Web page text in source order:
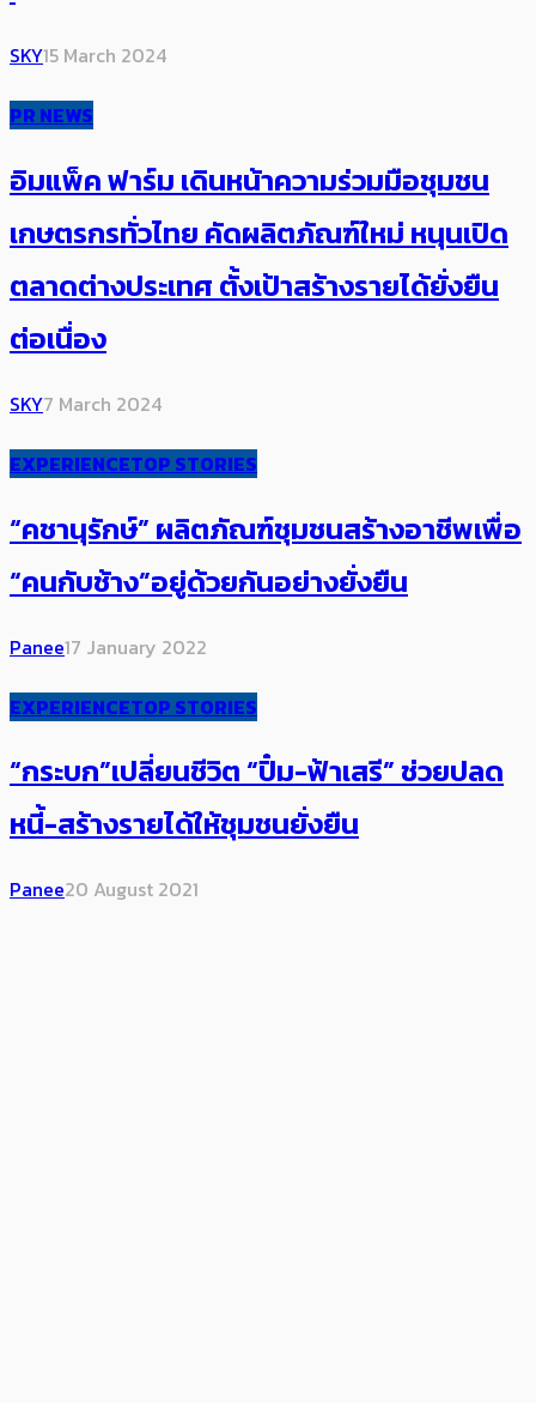
SKY15 March 2024
PR NEWS
อิมแพ็ค ฟาร์ม เดินหน้าความร่วมมือชุมชน
เกษตรกรทั่วไทย คัดผลิตภัณฑ์ใหม่ หนุนเปิด
ตลาดต่างประเทศ ตั้งเป้าสร้างรายได้ยั่งยืน
ต่อเนื่อง
SKY7 March 2024
EXPERIENCETOP STORIES
“คชานุรักษ์” ผลิตภัณฑ์ชุมชนสร้างอาชีพเพื่อ
“คนกับช้าง”อยู่ด้วยกันอย่างยั่งยืน
Panee17 January 2022
EXPERIENCETOP STORIES
“กระบก”เปลี่ยนชีวิต “ปิ๋ม-ฟ้าเสรี” ช่วยปลด
หนี้-สร้างรายได้ให้ชุมชนยั่งยืน
Panee20 August 2021